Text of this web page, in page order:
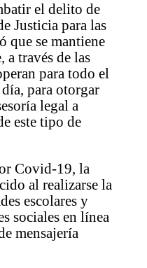
el delito de
Justicia para las
que se mantiene
a través de las
para todo el
para otorgar
legal a
este tipo de
Covid-19, la
al realizarse la
escolares y
sociales en línea
mensajería